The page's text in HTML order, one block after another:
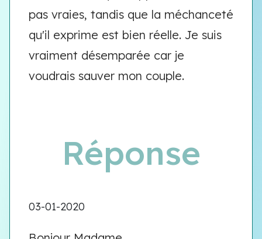
pas vraies, tandis que la méchanceté
qu'il exprime est bien réelle. Je suis
vraiment désemparée car je
voudrais sauver mon couple.
Réponse
03-01-2020